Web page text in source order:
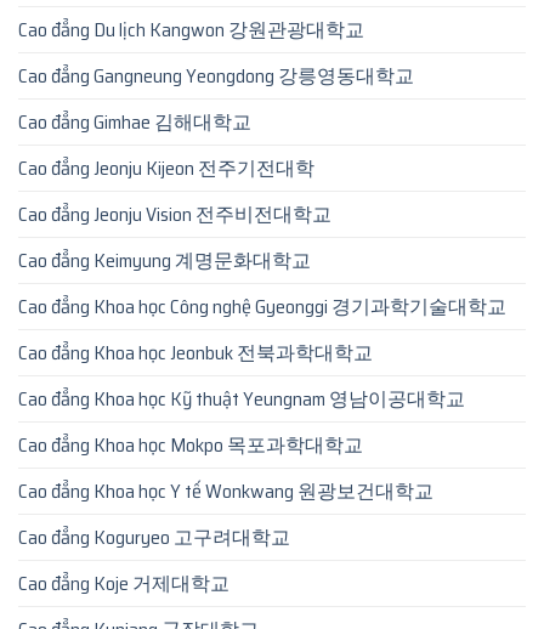
Cao đẳng Du lịch Kangwon 강원관광대학교
Cao đẳng Gangneung Yeongdong 강릉영동대학교
Cao đẳng Gimhae 김해대학교
Cao đẳng Jeonju Kijeon 전주기전대학
Cao đẳng Jeonju Vision 전주비전대학교
Cao đẳng Keimyung 계명문화대학교
Cao đẳng Khoa học Công nghệ Gyeonggi 경기과학기술대학교
Cao đẳng Khoa học Jeonbuk 전북과학대학교
Cao đẳng Khoa học Kỹ thuật Yeungnam 영남이공대학교
Cao đẳng Khoa học Mokpo 목포과학대학교
Cao đẳng Khoa học Y tế Wonkwang 원광보건대학교
Cao đẳng Koguryeo 고구려대학교
Cao đẳng Koje 거제대학교